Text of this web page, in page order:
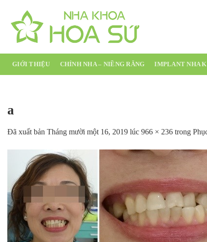
GIỚI THIỆU CHỈNH NHA – NIỀNG RĂNG IMPLANT NHA
a
Đã xuất bản Tháng mười một 16, 2019 lúc 966 × 236 trong